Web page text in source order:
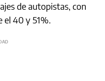
de autopistas, con
el 40 y 51%.